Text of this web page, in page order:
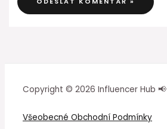
Copyright © 2026 Influencer Hub 📢
Všeobecné Obchodní Podmínky